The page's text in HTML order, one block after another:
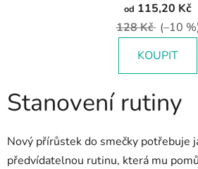
od 115,20 Kč
128 Kč (–10
KOUPIT
Stanovení rutiny
Nový přírůstek do smečky potřebuje
předvídatelnou rutinu, která mu